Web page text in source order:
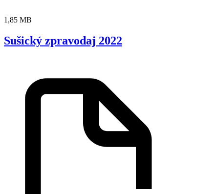
1,85 MB
Sušický zpravodaj 2022